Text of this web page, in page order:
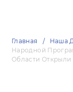
Главная Наша
Народной
Области